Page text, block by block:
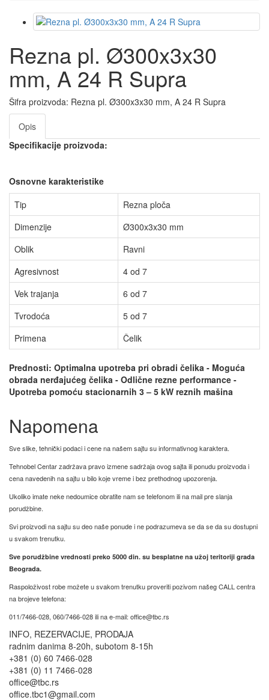
Rezna pl. Ø300x3x30
mm, A 24 R Supra
Šifra proizvoda: Rezna pl. Ø300x3x30 mm, A 24 R Supra
Opis
Specifikacije proizvoda:
Osnovne karakteristike
Tip
Rezna ploča
Dimenzije
Ø300x3x30 mm
Oblik
Ravni
Agresivnost
4 od 7
Vek trajanja
6 od 7
Tvrodoća
5 od 7
Primena
Čelik
Prednosti: Optimalna upotreba pri obradi čelika - Moguća
obrada nerđajućeg čelika - Odlične rezne performance -
Upotreba pomoću stacionarnih 3 – 5 kW reznih mašina
Napomena
Sve slike, tehnički podaci i cene na našem sajtu su informativnog karaktera.
Tehnobel Centar zadržava pravo izmene sadržaja ovog sajta ili ponudu proizvoda i
cena navedenih na sajtu u bilo koje vreme i bez prethodnog upozorenja.
Ukoliko imate neke nedoumice obratite nam se telefonom ili na mail pre slanja
porudžbine.
Svi proizvodi na sajtu su deo naše ponude i ne podrazumeva se da se da su dostupni
u svakom trenutku.
Sve porudžbine vrednosti preko 5000 din. su besplatne na užoj teritoriji grada
Beograda.
Raspoloživost robe možete u svakom trenutku proveriti pozivom našeg CALL centra
na brojeve telefona:
011/7466-028, 060/7466-028 ili na e-mail: office@tbc.rs
INFO, REZERVACIJE, PRODAJA
radnim danima 8-20h, subotom 8-15h
+381 (0) 60 7466-028
+381 (0) 11 7466-028
office@tbc.rs
office.tbc1@gmail.com